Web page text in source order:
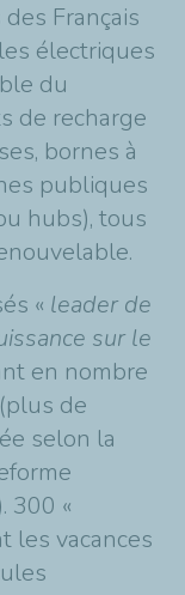
Français
électriques
du
de recharge
bornes à
publiques
hubs), tous
« leader de
sur le
en nombre
de
selon la
300 «
les vacances